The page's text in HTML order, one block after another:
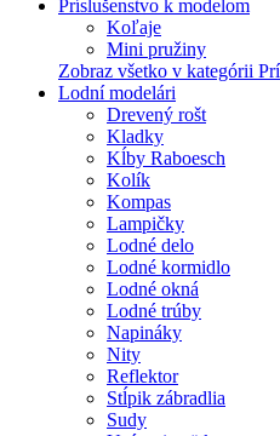
Príslušenstvo k modelom
Koľaje
Mini pružiny
Zobraz všetko v kategórii
Lodní modelári
Drevený rošt
Kladky
Kĺby Raboesch
Kolík
Kompas
Lampičky
Lodné delo
Lodné kormidlo
Lodné okná
Lodné trúby
Napináky
Nity
Reflektor
Stĺpik zábradlia
Sudy